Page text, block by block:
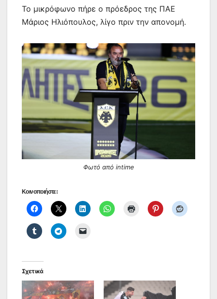
Το μικρόφωνο πήρε ο πρόεδρος της ΠΑΕ
Μάριος Ηλιόπουλος, λίγο πριν την απονομή.
Φωτό από intime
Κοινοποιήστε:
Σχετικά